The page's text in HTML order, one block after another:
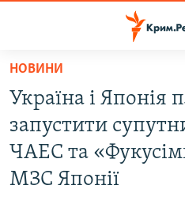
Перейти
основного
матеріалу
Перейти
основної
ВОДА.КРИМ
ВІДЕО ТА ФОТО
ПОЛІТИКА
НОВИНИ
Україна і Японія
запустити
ЧАЕС та
МЗС Японії